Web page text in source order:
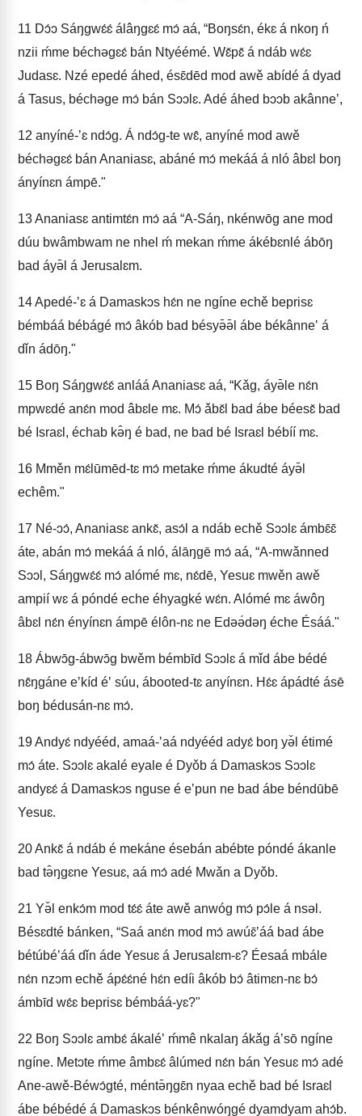
11 Dɔ́ɔ Sáŋgwɛ́ɛ́ álâŋgɛɛ́ mɔ́ aá, “Boŋsɛ́n, ékɛ á nkoŋ ń
nzii ḿme béchəgɛɛ́ bán Ntyéémé. Wɛ̌pɛ̌ á ndáb wɛ́ɛ
Judasɛ. Nzé epedé áhed, ésɛ̄dēd mod awě abídé á dyad
á Tasus, béchəge mɔ́ bán Sɔɔlɛ. Adé áhed bɔɔb akânneʼ,
12 anyíné-ʼɛ ndɔ́g. Á ndɔ́g-te wɛ̂, anyíné mod awě
béchəgɛɛ́ bán Ananiasɛ, abáné mɔ́ mekáá á nló âbɛl boŋ
ányínɛn ámpē."
13Ananiasɛ antimtɛ́n mɔ́ aá “A-Sáŋ, nkénwōg ane mod
dúu bwâmbwam ne nhel ḿ mekan ḿme ákébɛnlé ábōŋ
bad áyə̄l á Jerusalɛm.
14Apedé-ʼɛ á Damaskɔs hɛ́n ne ngíne echě beprisɛ
bémbáá bébágé mɔ́ âkób bad bésyə̄ə̄l ábe békânneʼ á
dǐn ádōŋ."
15 Boŋ Sáŋgwɛ́ɛ́ anláá Ananiasɛ aá, “Kǎg, áyə̄le nɛ́n
mpwɛdé anɛ́n mod âbɛle mɛ. Mɔ́ ǎbɛ̌l bad ábe béesɛ̌ bad
bé Israɛl, échab kə̂ŋ é bad, ne bad bé Israɛl bébíí mɛ.
16 Mměn mɛ́lūmēd-tɛ mɔ́ metake ḿme ákudté áyə̄l
echêm."
17 Né-ɔɔ́, Ananiasɛ ankɛ̌, asɔ́l a ndáb echě Sɔɔlɛ ámbɛ̄ɛ̄
áte, abán mɔ́ mekáá á nló, álāŋgē mɔ́ aá, “A-mwǎnned
Sɔɔl, Sáŋgwɛ́ɛ́ mɔ́ alómé mɛ, nɛ́dē, Yesuɛ mwěn awě
ampií wɛ á póndé eche éhyagké wɛ́n. Alómé mɛ áwôŋ
âbɛl nɛ́n ényínɛn ámpē élôn-nɛ ne Edəə́dəŋ éche Ésáá."
18 Ábwɔ̄g-ábwɔ̄g bwěm bémbīd Sɔɔlɛ á mǐd ábe bédé
nɛ̂ŋgáne eʼkíd éʼ súu, ábooted-tɛ anyínɛn. Hɛ́ɛ ápádté ásē
boŋ bédusán-nɛ mɔ́.
19Andyɛ́ ndyééd, amaá-ʼaá ndyééd adyɛ́ boŋ yə̌l étimé
mɔ́ áte. Sɔɔlɛ akalé eyale é Dyǒb á Damaskɔs Sɔɔlɛ
andyɛɛ́ á Damaskɔs nguse é eʼpun ne bad ábe béndūbē
Yesuɛ.
20Ankɛ̌ á ndáb é mekáne ésebán abébte póndé ákanle
bad tə̂ŋgɛne Yesuɛ, aá mɔ́ adé Mwǎn a Dyǒb.
21 Yə̌l enkɔ́m mod tɛ́ɛ́ áte awě anwóg mɔ́ pɔ́le á nsəl.
Bésɛdté bánken, “Saá anɛ́n mod mɔ́ awúɛ̄ʼáá bad ábe
bétúbéʼáá dǐn áde Yesuɛ á Jerusalɛm-ɛ? Éesaá mbále
nɛ́n nzɔm echě ápɛ́ɛ́né hɛ́n edíi âkób bɔ́ âtimɛn-nɛ bɔ́
ámbīd wɛ́ɛ beprisɛ bémbáá-yɛ?"
22 Boŋ Sɔɔlɛ ambɛ́ ákaléʼ ḿmê nkalaŋ ákǎg áʼsō ngíne
ngíne. Metɔte ḿme âmbɛɛ́ âlúmed nɛ́n bán Yesuɛ mɔ́ adé
Ane-awě-Béwɔ́gté, méntə̄ŋgɛ̄n nyaa echě bad bé Israɛl
ábe bébédé á Damaskɔs bénkênwóŋgé dyamdyam ahɔ́b.